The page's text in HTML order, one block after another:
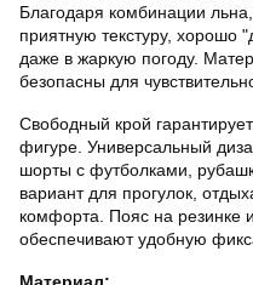
Благодаря комбинации
приятную текстуру,
даже в жаркую погоду.
безопасны для
Свободный крой
фигуре. Универсальный
шорты с футболками,
вариант для прогулок,
комфорта. Пояс на резинке
обеспечивают удобную
Материал: